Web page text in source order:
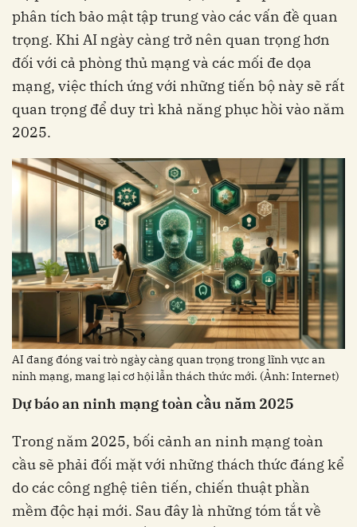
phân tích bảo mật tập trung vào các vấn đề quan
trọng. Khi AI ngày càng trở nên quan trọng hơn
đối với cả phòng thủ mạng và các mối đe dọa
mạng, việc thích ứng với những tiến bộ này sẽ rất
quan trọng để duy trì khả năng phục hồi vào năm
2025.
AI đang đóng vai trò ngày càng quan trọng trong lĩnh vực an
ninh mạng, mang lại cơ hội lẫn thách thức mới. (Ảnh: Internet)
Dự báo an ninh mạng toàn cầu năm 2025
Trong năm 2025, bối cảnh an ninh mạng toàn
cầu sẽ phải đối mặt với những thách thức đáng kể
do các công nghệ tiên tiến, chiến thuật phần
mềm độc hại mới. Sau đây là những tóm tắt về